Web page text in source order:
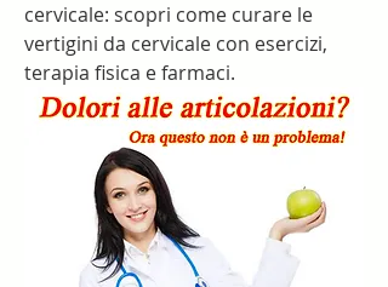
cervicale: scopri come curare le
vertigini da cervicale con esercizi,
terapia fisica e farmaci.